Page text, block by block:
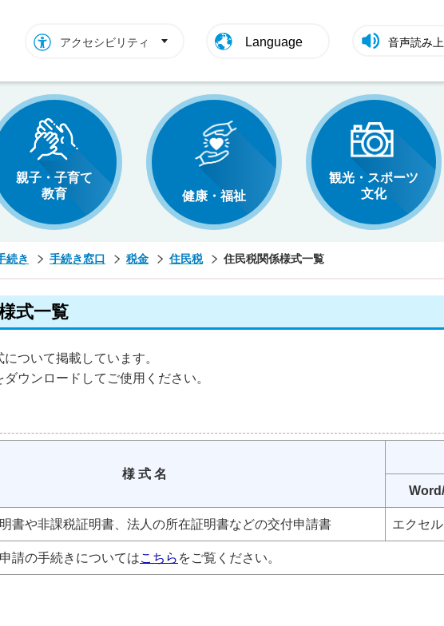
アクセシビリティ Language 音声読み
親子・子育て
教育
健康・福祉
観光・スポーツ
文化
続き 手続き窓口 税金 住民税 住民税関係様式一覧
式一覧
ついて掲載しています。
ウンロードしてご使用ください。
様 式 名
書や非課税証明書、法人の所在証明書などの交付申請書 エクセル
請の手続きについてはこちら をご覧ください。